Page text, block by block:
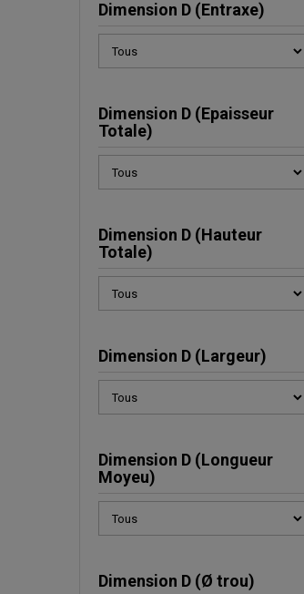
Dimension D (Entraxe)
Dimension D (Epaisseur
Totale)
Dimension D (Hauteur
Totale)
Dimension D (Largeur)
Dimension D (Longueur
Moyeu)
Dimension D (Ø trou)